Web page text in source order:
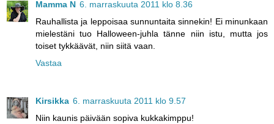
Mamma N 6. marraskuuta 2011 klo 8.36
Rauhallista ja leppoisaa sunnuntaita sinnekin! Ei minunkaan
mielestäni tuo Halloween-juhla tänne niin istu, mutta jos
toiset tykkäävät, niin siitä vaan.
Vastaa
Kirsikka 6. marraskuuta 2011 klo 9.57
Niin kaunis päivään sopiva kukkakimppu!